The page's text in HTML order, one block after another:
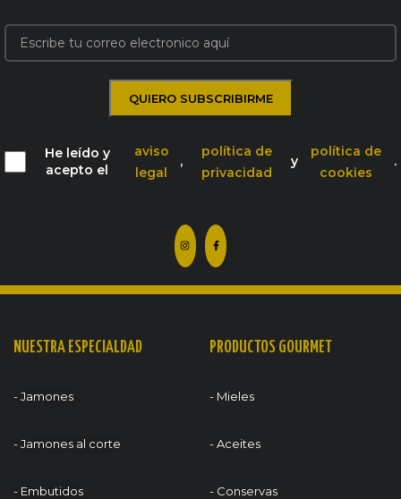
He leído y
acepto el
aviso
legal
,
política de
privacidad
y
política de
cookies
.
NUESTRA ESPECIALDAD
- Jamones
- Jamones al corte
- Embutidos
PRODUCTOS GOURMET
- Mieles
- Aceites
- Conservas